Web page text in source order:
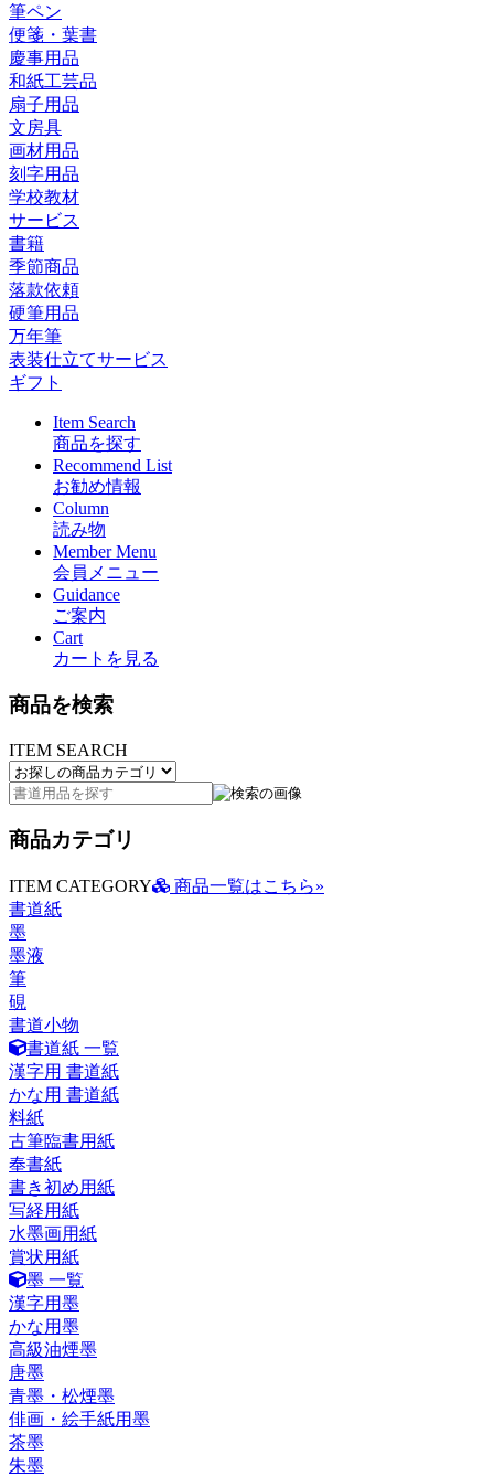
筆ペン
便箋・葉書
慶事用品
和紙工芸品
扇子用品
文房具
画材用品
刻字用品
学校教材
サービス
書籍
季節商品
落款依頼
硬筆用品
万年筆
表装仕立てサービス
ギフト
Item Search
商品を探す
Recommend List
お勧め情報
Column
読み物
Member Menu
会員メニュー
Guidance
ご案内
Cart
カートを見る
商品を検索
ITEM SEARCH
商品カテゴリ
ITEM CATEGORY
商品一覧はこちら»
書道紙
墨
墨液
筆
硯
書道小物
書道紙 一覧
漢字用 書道紙
かな用 書道紙
料紙
古筆臨書用紙
奉書紙
書き初め用紙
写経用紙
水墨画用紙
賞状用紙
墨 一覧
漢字用墨
かな用墨
高級油煙墨
唐墨
青墨・松煙墨
俳画・絵手紙用墨
茶墨
朱墨